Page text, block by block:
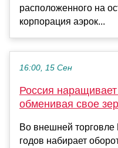
расположенного на
корпорация аэрок...
16:00, 15 Сен
Россия
обменивая свое
Во внешней
годов набирает